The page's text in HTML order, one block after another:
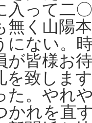
入って二
無く山陽
にない。
が皆様お
を致しま
た。やれ
かれを直